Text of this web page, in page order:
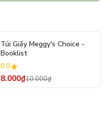
Túi Giấy Meggy's Choice -
Booklist
0.0
8.000₫10.000₫